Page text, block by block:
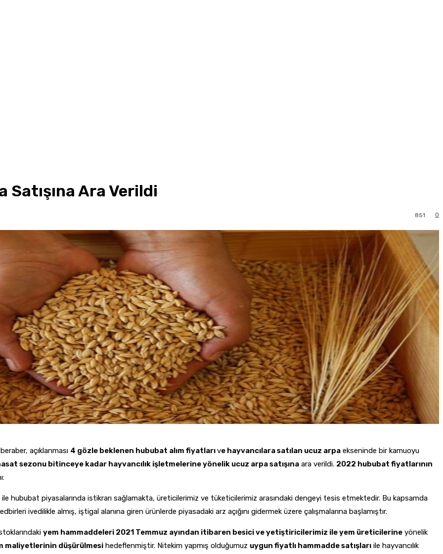
Ara Verildi
0
851
açıklanması 4 gözle beklenen hububat alım fiyatlarıve hayvancılara satılan ucuz arpa ekseninde bir kamuoyu
sezonu bitinceye kadar hayvancılık işletmelerine yönelik ucuz arpa satışına ara verildi. 2022 hububat fiyatlarının
ile hububat piyasalarında istikrarı sağlamakta, üreticilerimiz ve tüketicilerimiz arasındaki dengeyi tesis etmektedir. Bu kapsamda
ivedilikle almış, iştigal alanına giren ürünlerde piyasadaki arz açığını gidermek üzere çalışmalarına başlamıştır.
yem hammaddeleri 2021 Temmuz ayından itibaren besici ve yetiştiricilerimiz ile yem üreticilerine yönelik
maliyetlerinin düşürülmesi hedeflenmiştir. Nitekim yapmış olduğumuz uygun fiyatlı hammadde satışları ile hayvancılık